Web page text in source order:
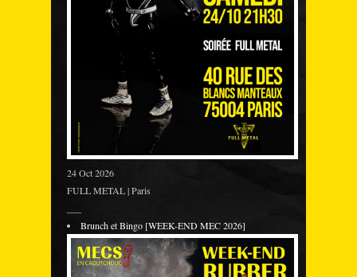
24 Oct 2026
FULL METAL | Paris
Brunch et Bingo [WEEK-END MEC 2026]